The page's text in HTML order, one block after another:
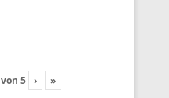
von 5 › »